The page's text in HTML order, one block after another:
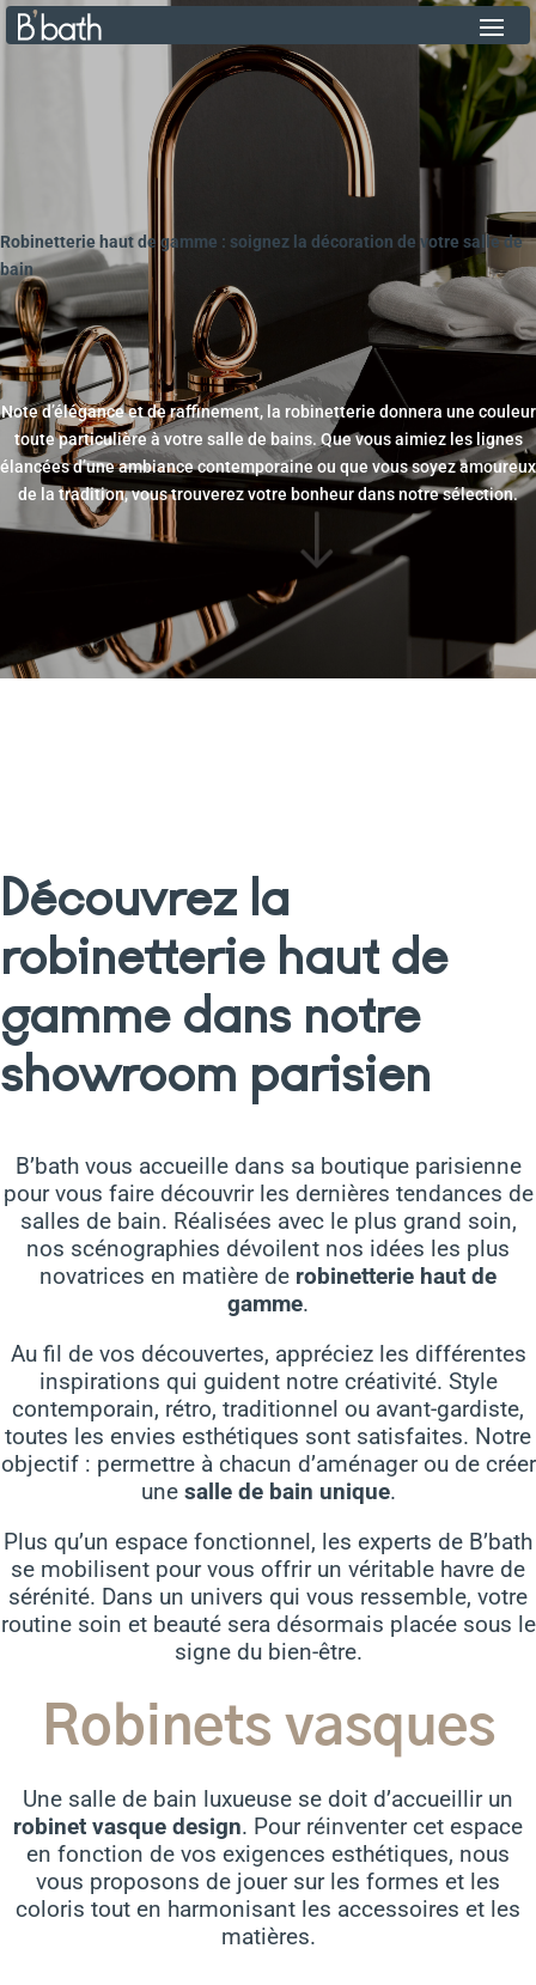
Robinetterie haut de gamme : soignez la décoration de votre salle de
bain
Note d’élégance et de raffinement, la robinetterie donnera une couleur
toute particulière à votre salle de bains. Que vous aimiez les lignes
élancées d’une ambiance contemporaine ou que vous soyez amoureux
de la tradition, vous trouverez votre bonheur dans notre sélection.
Découvrez la
robinetterie haut de
gamme dans notre
showroom parisien
B’bath vous accueille dans sa boutique parisienne
pour vous faire découvrir les dernières tendances de
salles de bain. Réalisées avec le plus grand soin,
nos scénographies dévoilent nos idées les plus
novatrices en matière de robinetterie haut de
gamme.
Au fil de vos découvertes, appréciez les différentes
inspirations qui guident notre créativité. Style
contemporain, rétro, traditionnel ou avant-gardiste,
toutes les envies esthétiques sont satisfaites. Notre
objectif : permettre à chacun d’aménager ou de créer
une salle de bain unique.
Plus qu’un espace fonctionnel, les experts de B’bath
se mobilisent pour vous offrir un véritable havre de
sérénité. Dans un univers qui vous ressemble, votre
routine soin et beauté sera désormais placée sous le
signe du bien-être.
Robinets vasques
Une salle de bain luxueuse se doit d’accueillir un
robinet vasque design. Pour réinventer cet espace
en fonction de vos exigences esthétiques, nous
vous proposons de jouer sur les formes et les
coloris tout en harmonisant les accessoires et les
matières.